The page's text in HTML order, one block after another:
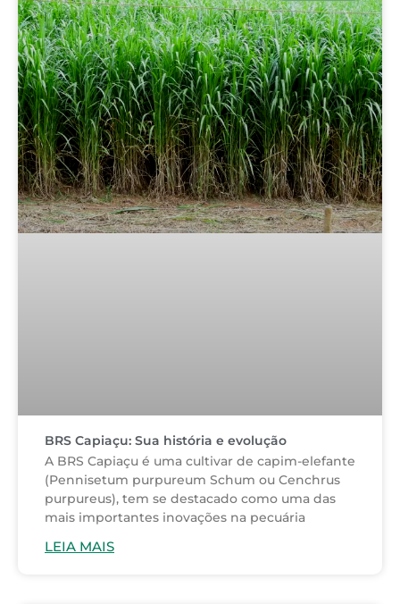
BRS Capiaçu: Sua história e evolução
A BRS Capiaçu é uma cultivar de capim-elefante
(Pennisetum purpureum Schum ou Cenchrus
purpureus), tem se destacado como uma das
mais importantes inovações na pecuária
LEIA MAIS